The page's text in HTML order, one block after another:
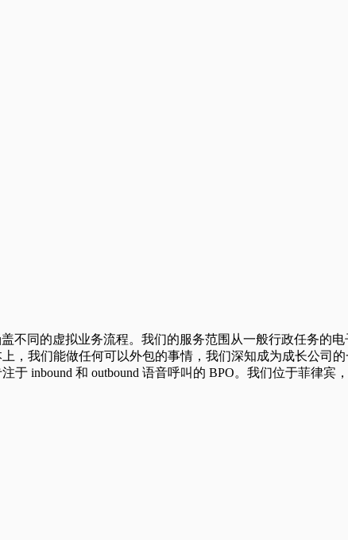
不同的虚拟业务流程。我们的服务范围从一般行政任务的
，我们能做任何可以外包的事情，我们深知成为成长公司
于 inbound 和 outbound 语音呼叫的 BPO。我们位于菲律